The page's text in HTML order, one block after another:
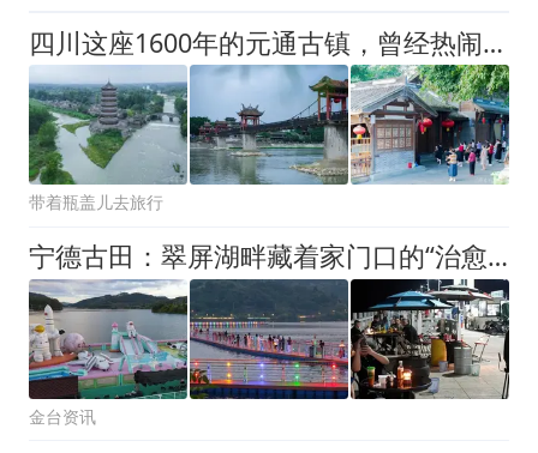
四川这座1600年的元通古镇，曾经热闹繁荣被称作“小成都”
带着瓶盖儿去旅行
宁德古田：翠屏湖畔‌藏着家门口的“治愈系”打卡地
金台资讯